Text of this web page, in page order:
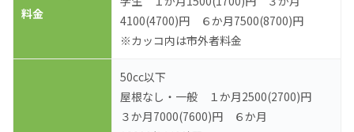
料金
4100(4700)円 ６か月7500(8700)円
※カッコ内は市外者料金
50cc以下
屋根なし・一般 １か月2500(2700)円
３か月7000(7600)円 ６か月